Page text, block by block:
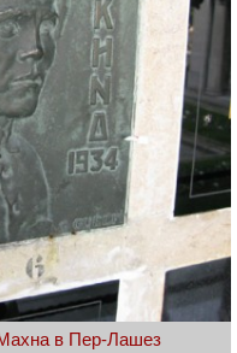
в Пер-Лашез